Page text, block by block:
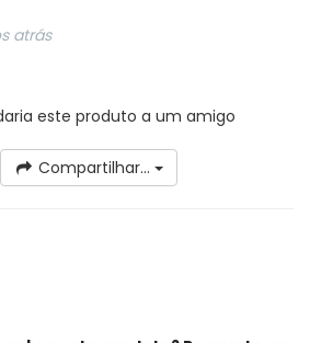
atrás
este produto a um amigo
Compartilhar...